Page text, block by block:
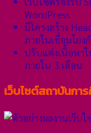
WordPress
มีโครงสร้าง
ภายในเชื่อมโย
ปรับแต่งเนื้อหา
ภายใน 3 เดือน
เว็บไซต์สถาบันกา